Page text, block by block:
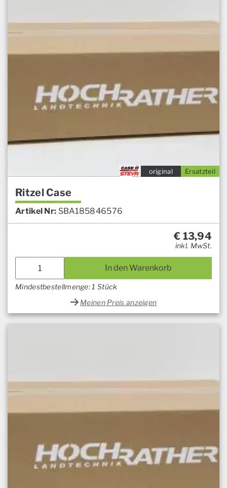
Ersatzteil
original
Ritzel Case
Artikel Nr: SBA185846576
€ 13,94
inkl. MwSt.
In den Warenkorb
Mindestbestellmenge: 1 Stück
Meinen Preis anzeigen